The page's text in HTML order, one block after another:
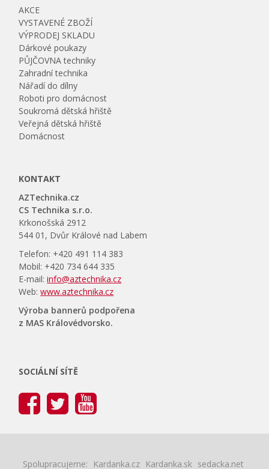
AKCE
VYSTAVENÉ ZBOŽÍ
VÝPRODEJ SKLADU
Dárkové poukazy
PŮJČOVNA techniky
Zahradní technika
Nářadí do dílny
Roboti pro domácnost
Soukromá dětská hřiště
Veřejná dětská hřiště
Domácnost
KONTAKT
AZTechnika.cz
CS Technika s.r.o.
Krkonošská 2912
544 01, Dvůr Králové nad Labem
Telefon: +420 491 114 383
Mobil: +420 734 644 335
E-mail:info@aztechnika.cz
Web:www.aztechnika.cz
Výroba bannerů podpořena
z MAS Královédvorsko.
SOCIÁLNÍ SÍTĚ
Spolupracujeme: Kardanka.cz Kardanka.sk sedacka.net